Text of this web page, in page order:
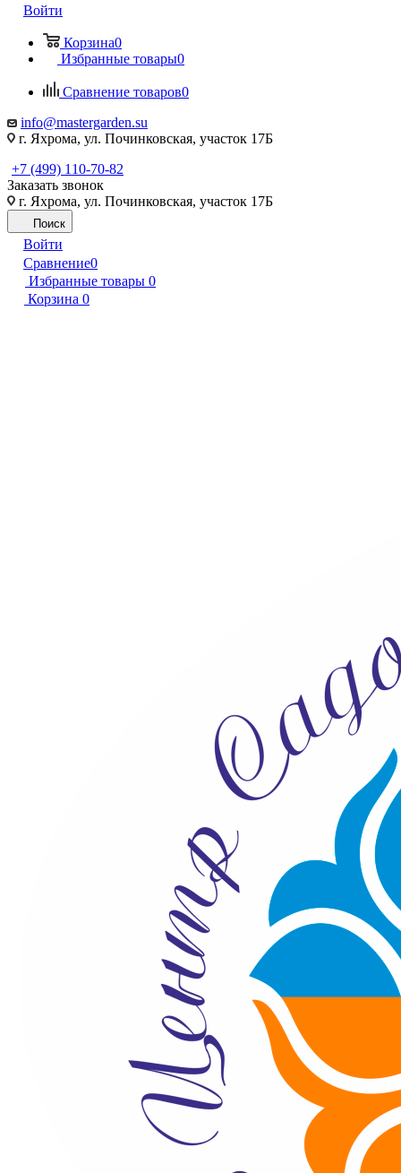
Войти
Корзина0
Избранные товары0
Сравнение товаров0
info@mastergarden.su
г. Яхрома, ул. Починковская, участок 17Б
+7 (499) 110-70-82
Заказать звонок
г. Яхрома, ул. Починковская, участок 17Б
Поиск
Войти
Сравнение0
Избранные товары 0
Корзина 0